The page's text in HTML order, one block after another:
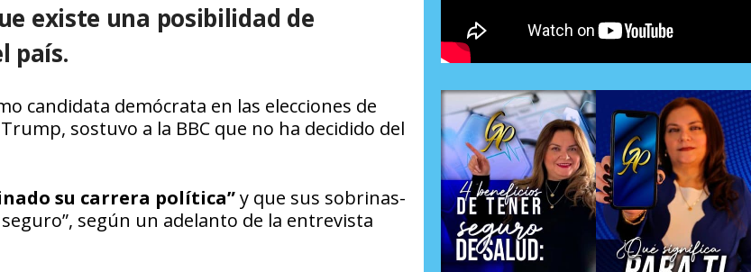
existe una posibilidad de
país.
candidata demócrata en las elecciones de
sostuvo a la BBCque no ha decidido del
su carrera política”y que sus sobrinas-
según un adelanto de la entrevista